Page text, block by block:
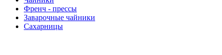
Френч - прессы
Заварочные чайники
Сахарницы